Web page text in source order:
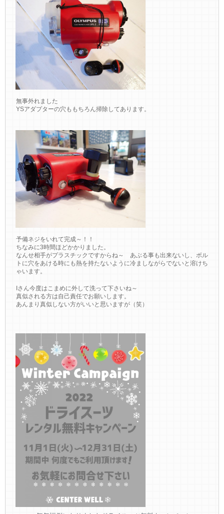
無事外れました
YSアダプターの穴ももちろん掃除してあります。
予備ネジをいれて完成～！！
ちなみに3時間ほどかかりました。
なんせ相手がプラスチックですからね～ あぶる事も出来ないし、ボル
トに穴をあける時にも熱を持たないように冷ましながらでないと溶けち
ゃいます。
Iさん今度はこまめに外して洗って下さいね～
真似される方は自己責任でお願いします。
あんまり真似しない方がいいと思いますが（笑）